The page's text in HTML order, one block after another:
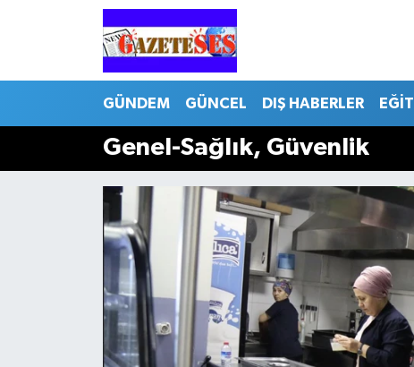
GÜNDEM GÜNCEL DIŞ HABERLER
Genel-Sağlık, Güvenlik